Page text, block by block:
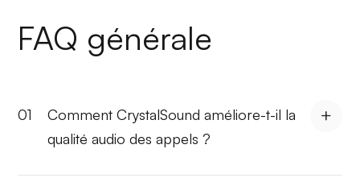
FAQ générale
01
Comment CrystalSound améliore-t-il la
qualité audio des appels ?